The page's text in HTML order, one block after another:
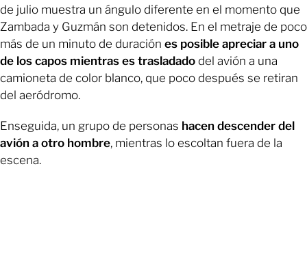
de julio muestra un ángulo diferente en el momento que
Zambada y Guzmán son detenidos. En el metraje de poco
más de un minuto de duración es posible apreciar a uno
de los capos mientras es trasladado del avión a una
camioneta de color blanco, que poco después se retiran
del aeródromo.
Enseguida, un grupo de personas hacen descender del
avión a otro hombre, mientras lo escoltan fuera de la
escena.